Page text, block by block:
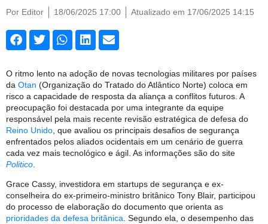
Por Editor 18/06/2025 17:00 Atualizado em 17/06/2025 14:15
O ritmo lento na adoção de novas tecnologias militares por países
da Otan (Organização do Tratado do Atlântico Norte) coloca em
risco a capacidade de resposta da aliança a conflitos futuros. A
preocupação foi destacada por uma integrante da equipe
responsável pela mais recente revisão estratégica de defesa do
Reino Unido , que avaliou os principais desafios de segurança
enfrentados pelos aliados ocidentais em um cenário de guerra
cada vez mais tecnológico e ágil. As informações são do site
Politico
Grace Cassy, investidora em startups de segurança e ex-
conselheira do ex-primeiro-ministro britânico Tony Blair, participou
do processo de elaboração do documento que orienta as
prioridades da defesa britânica. Segundo ela, o desempenho das